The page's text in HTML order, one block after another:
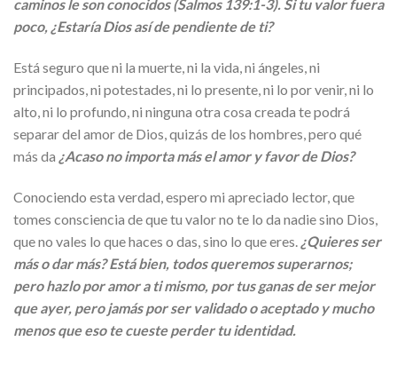
caminos le son conocidos (Salmos 139:1-3). Si tu valor fuera
poco, ¿Estaría Dios así de pendiente de ti?
Está seguro que ni la muerte, ni la vida, ni ángeles, ni
principados, ni potestades, ni lo presente, ni lo por venir, ni lo
alto, ni lo profundo, ni ninguna otra cosa creada te podrá
separar del amor de Dios, quizás de los hombres, pero qué
más da ¿Acaso no importa más el amor y favor de Dios?
Conociendo esta verdad, espero mi apreciado lector, que
tomes consciencia de que tu valor no te lo da nadie sino Dios,
que no vales lo que haces o das, sino lo que eres. ¿Quieres ser
más o dar más? Está bien, todos queremos superarnos;
pero hazlo por amor a ti mismo, por tus ganas de ser mejor
que ayer, pero jamás por ser validado o aceptado y mucho
menos que eso te cueste perder tu identidad.